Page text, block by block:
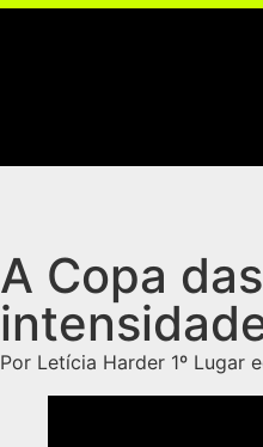
A Copa
Por Letícia Harder 1º Lugar